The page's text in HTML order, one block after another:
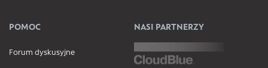
POMOC
Forum dyskusyjne
NASI PARTNERZY